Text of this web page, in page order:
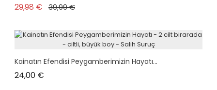
29,98 € Prix de base
39,99 €Prix
Kainatın Efendisi Peygamberimizin Hayatı...
24,00 €